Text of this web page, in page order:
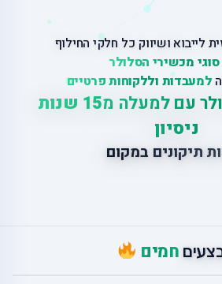
לייבוא ושיווק כל חלקי החילוף
מכשירי הסלולר
למעבדות וללקוחות פרטיים
עם למעלה מ
15 שנות
ניסיון
ות תיקונים במקום
חמים